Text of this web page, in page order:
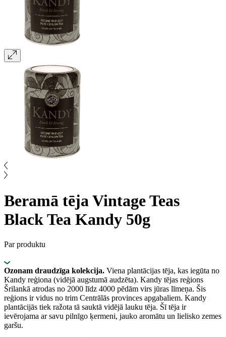
Beramā tēja Vintage Teas
Black Tea Kandy 50g
Par produktu
Ozonam draudzīga kolekcija. Viena plantācijas tēja, kas iegūta no
Kandy reģiona (vidējā augstumā audzēta). Kandy tējas reģions
Šrilankā atrodas no 2000 līdz 4000 pēdām virs jūras līmeņa. Šis
reģions ir vidus no trim Centrālās provinces apgabaliem. Kandy
plantācijās tiek ražota tā sauktā vidējā lauku tēja. Šī tēja ir
ievērojama ar savu pilnīgo ķermeni, jauko aromātu un lielisko zemes
garšu.